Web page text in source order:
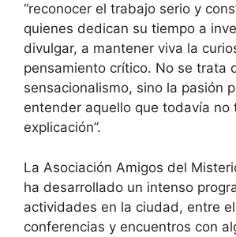
“reconocer el trabajo serio y
quienes dedican su tiempo a
divulgar, a mantener viva la
pensamiento crítico. No se trata
sensacionalismo, sino la pasión
entender aquello que todavía no
explicación”.
La Asociación Amigos del
ha desarrollado un intenso
actividades en la ciudad, entre
conferencias y encuentros con